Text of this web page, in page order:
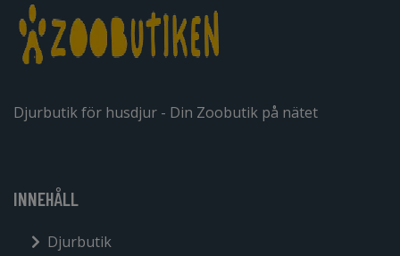
Djurbutik för husdjur - Din Zoobutik på nätet
INNEHÅLL
Djurbutik